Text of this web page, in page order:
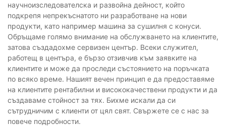
научноизследователска и развойна дейност, който
подкрепя непрекъснатото ни разработване на нови
продукти, като например машина за сушилня с конуси.
Обръщаме голямо внимание на обслужването на клиентите,
затова създадохме сервизен център. Всеки служител,
работещ в центъра, е бързо отзивчив към заявките на
клиентите и може да проследи състоянието на поръчката
по всяко време. Нашият вечен принцип е да предоставяме
на клиентите рентабилни и висококачествени продукти и да
създаваме стойност за тях. Бихме искали да си
сътрудничим с клиенти от цял ​​свят. Свържете се с нас за
повече подробности.